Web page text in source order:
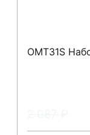
OMT31S